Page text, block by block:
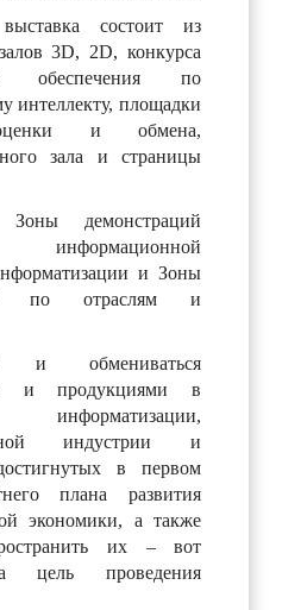
состоит из
3D, 2D, конкурса
обеспечения по
интеллекту, площадки
и обмена,
зала и страницы
демонстраций
информационной
и Зоны
по отраслям и
и обмениваться
и продукциями в
индустрии и
в первом
плана развития
экономики, а также
их – вот
цель проведения